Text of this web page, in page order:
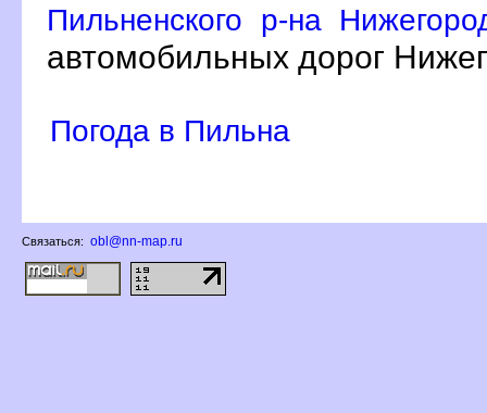
Пильненского р-на
автомобильных дорог
Погода в Пильна
Связаться: obl@nn-map.ru